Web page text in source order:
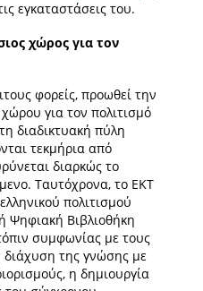
εγκαταστάσεις του.
χώρος για τον
φορείς, προωθεί την
για τον πολιτισμό
διαδικτυακή πύλη
τεκμήρια από
διαρκώς το
Ταυτόχρονα, το ΕΚΤ
πολιτισμού
Ψηφιακή Βιβλιοθήκη
συμφωνίας με τους
διάχυση της γνώσης με
η δημιουργία